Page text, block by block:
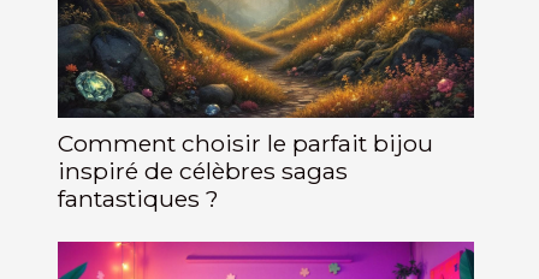
Comment choisir le parfait bijou
inspiré de célèbres sagas
fantastiques ?